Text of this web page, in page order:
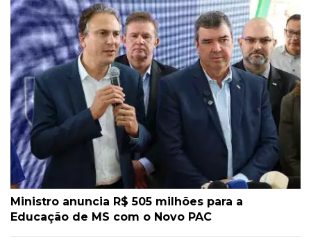
Ministro anuncia R$ 505 milhões para a
Educação de MS com o Novo PAC